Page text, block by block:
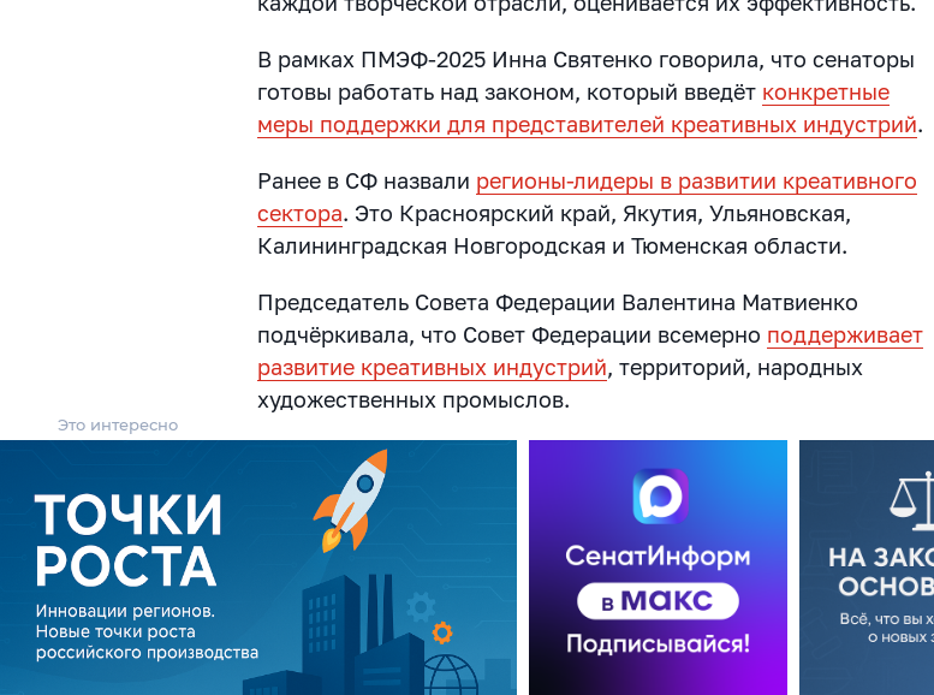
В рамках ПМЭФ-2025 Инна Святенко говорила, что сенаторы
готовы работать над законом, который введёт конкретные
меры поддержки для представителей креативных индустрий.
Ранее в СФ назвали регионы-лидеры в развитии креативного
сектора. Это Красноярский край, Якутия, Ульяновская,
Калининградская Новгородская и Тюменская области.
Председатель Совета Федерации Валентина Матвиенко
подчёркивала, что Совет Федерации всемерно поддерживает
развитие креативных индустрий, территорий, народных
художественных промыслов.
Это интересно